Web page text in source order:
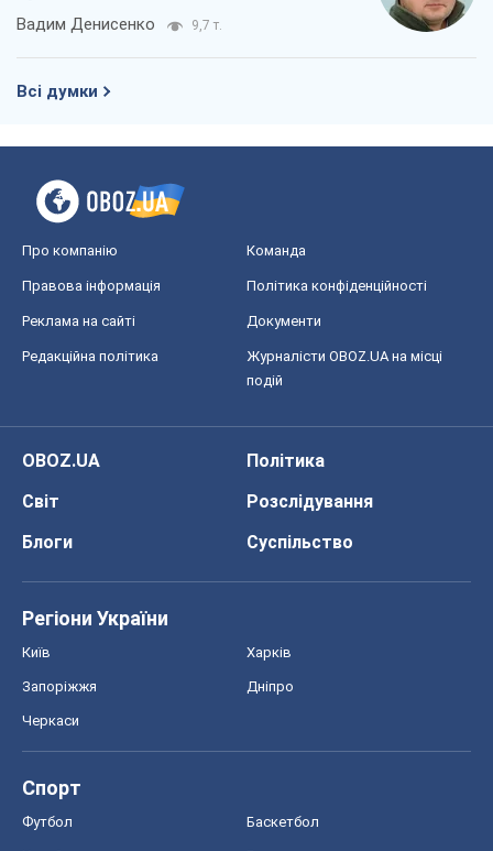
Вадим Денисенко 9,7 т.
Всі думки
Про компанію Команда
Правова інформація Політика конфіденційності
Реклама на сайті Документи
Редакційна політика
Журналісти OBOZ.UA на місці
подій
OBOZ.UA
Політика
Світ
Розслідування
Блоги
Суспільство
Регіони України
Київ Харків
Запоріжжя Дніпро
Черкаси
Спорт
Футбол Баскетбол